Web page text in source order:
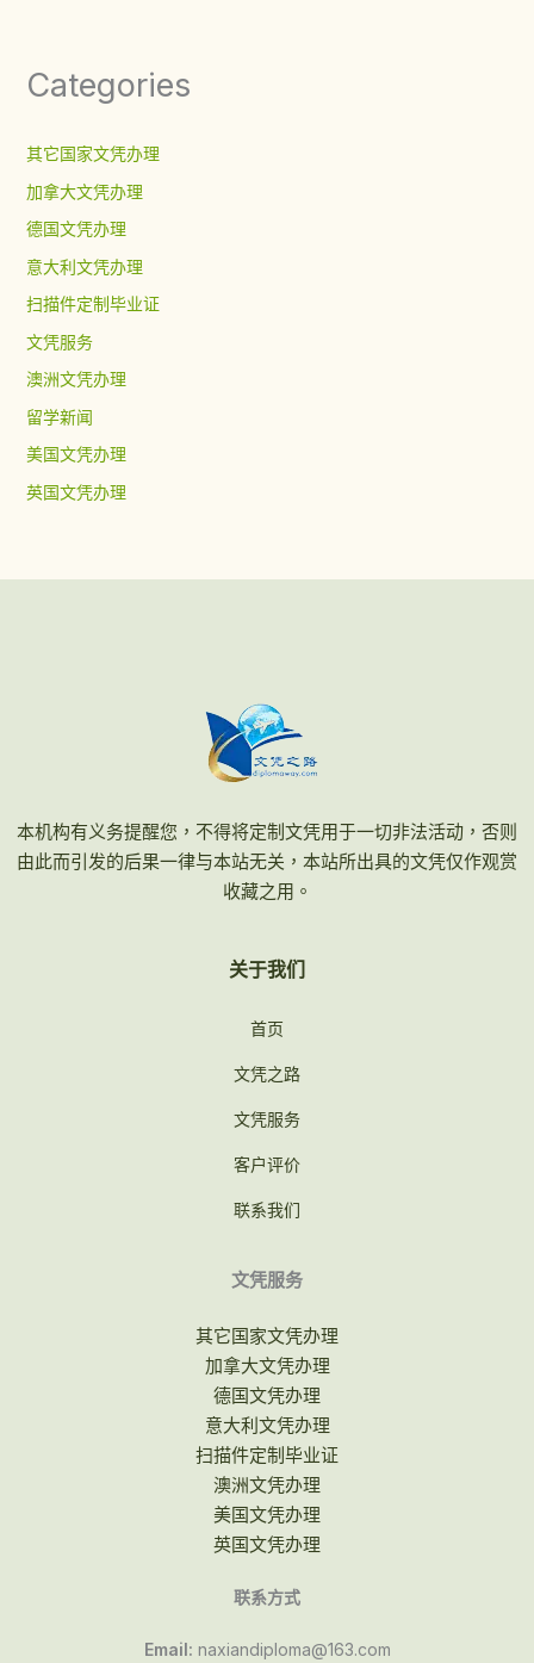
Categories
其它国家文凭办理
加拿大文凭办理
德国文凭办理
意大利文凭办理
扫描件定制毕业证
文凭服务
澳洲文凭办理
留学新闻
美国文凭办理
英国文凭办理
本机构有义务提醒您，不得将定制文凭用于一切非法活动，否则
由此而引发的后果一律与本站无关，本站所出具的文凭仅作观赏
收藏之用。
关于我们
首页
文凭之路
文凭服务
客户评价
联系我们
文凭服务
其它国家文凭办理
加拿大文凭办理
德国文凭办理
意大利文凭办理
扫描件定制毕业证
澳洲文凭办理
美国文凭办理
英国文凭办理
联系方式
Email: naxiandiploma@163.com